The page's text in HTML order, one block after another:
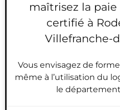
maîtrisez la
certifié à
Villefranche-
Vous envisagez de
même à l’utilisation du
le département